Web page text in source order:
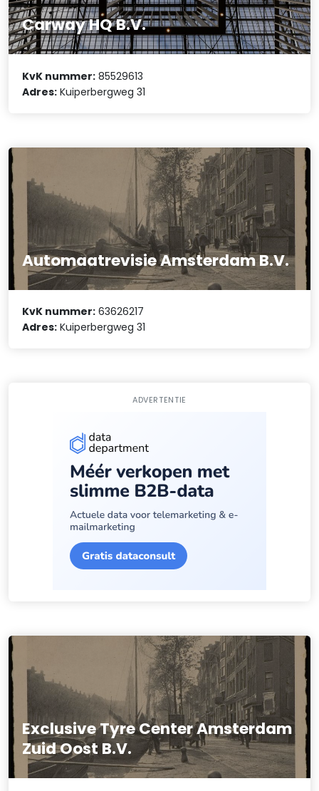
Carway HQ B.V.
KvK nummer: 85529613
Adres: Kuiperbergweg 31
Automaatrevisie Amsterdam B.V.
KvK nummer: 63626217
Adres: Kuiperbergweg 31
ADVERTENTIE
Exclusive Tyre Center Amsterdam
Zuid Oost B.V.